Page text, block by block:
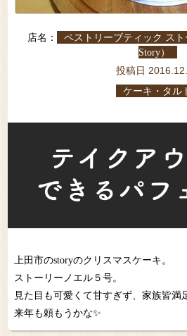
店名：
ペストリーブティック スト
Story）
投稿日
ケーキ・タル
上田市のstoryのクリスマスケーキ。
ストーリーノエル５号。
見た目も可愛くて甘すぎず、家族皆満
来年も頼もうかな✨